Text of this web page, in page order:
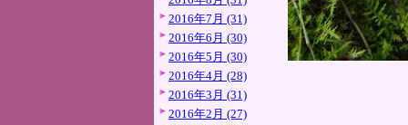
2016年7月 (31)
2016年6月 (30)
2016年5月 (30)
2016年4月 (28)
2016年3月 (31)
2016年2月 (27)